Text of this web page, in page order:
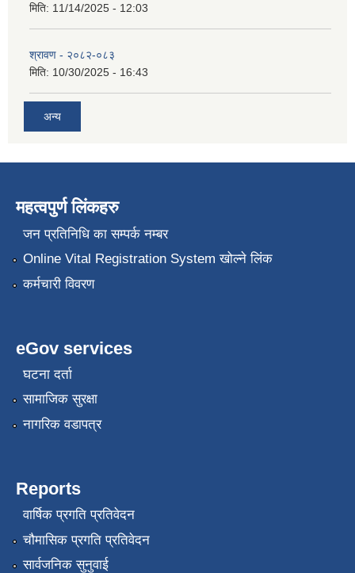
मिति: 11/14/2025 - 12:03
श्रावण - २०८२-०८३
मिति: 10/30/2025 - 16:43
अन्य
महत्वपुर्ण लिंकहरु
जन प्रतिनिधि का सम्पर्क नम्बर
Online Vital Registration System खोल्ने लिंक
कर्मचारी विवरण
eGov services
घटना दर्ता
सामाजिक सुरक्षा
नागरिक वडापत्र
Reports
वार्षिक प्रगति प्रतिवेदन
चौमासिक प्रगति प्रतिवेदन
सार्वजनिक सुनुवाई